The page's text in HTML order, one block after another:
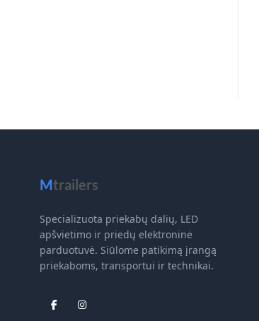
Mtrailers
Specializuota priekabų dalių, LED
apšvietimo ir priedų elektroninė
parduotuvė. Siūlome patikimą įrangą
priekaboms, transportui ir technikai.